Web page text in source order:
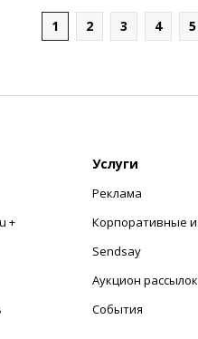
1 2 3 4 5
+
Услуги
Реклама
Корпоративные
Sendsay
Аукцион рассылок
События